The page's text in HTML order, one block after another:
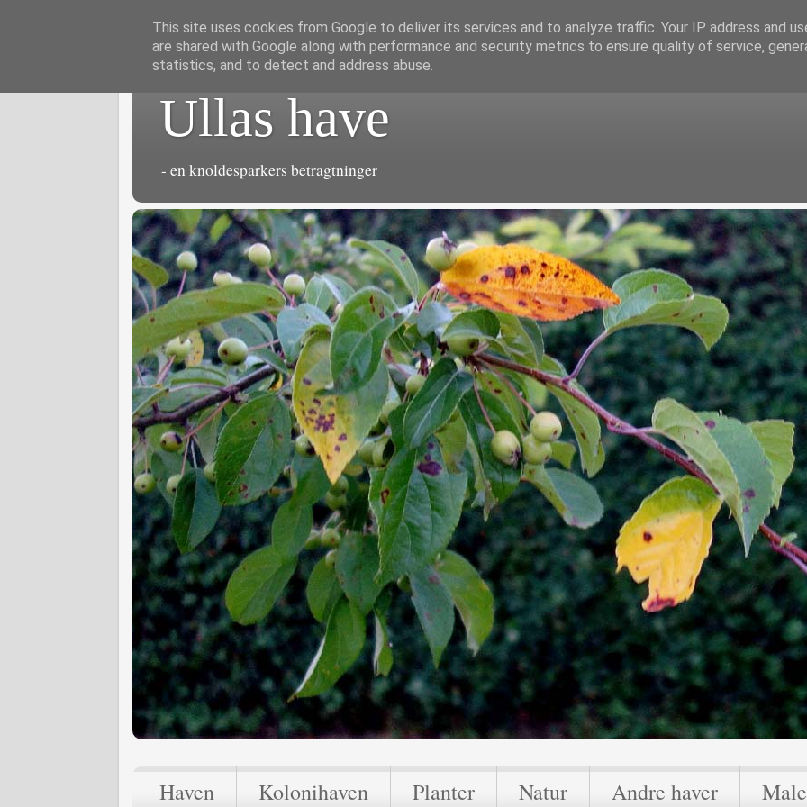
Ullas have
- en knoldesparkers betragtninger
Haven Kolonihaven Planter Natur Andre haver
This site uses cookies from Google to deliver its services and to analyze traffic. Your IP address and
are shared with Google along with performance and security metrics to ensure quality of service,
statistics, and to detect and address abuse.